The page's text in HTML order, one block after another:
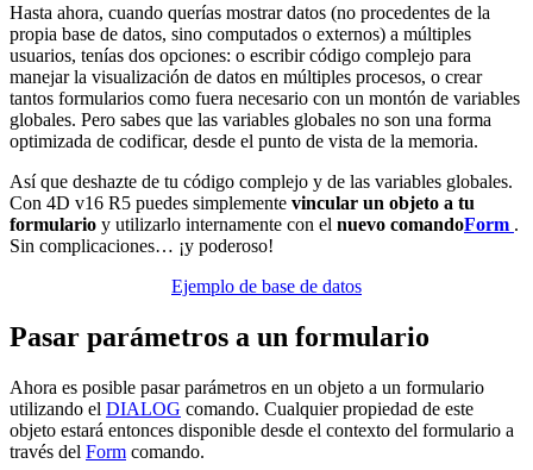
Hasta ahora, cuando querías mostrar datos (no procedentes de la
propia base de datos, sino computados o externos) a múltiples
usuarios, tenías dos opciones: o escribir código complejo para
manejar la visualización de datos en múltiples procesos, o crear
tantos formularios como fuera necesario con un montón de variables
globales. Pero sabes que las variables globales no son una forma
optimizada de codificar, desde el punto de vista de la memoria.
Así que deshazte de tu código complejo y de las variables globales.
Con 4D v16 R5 puedes simplemente vincular un objeto a tu
formulario y utilizarlo internamente con el nuevo comandoForm .
Sin complicaciones… ¡y poderoso!
Ejemplo de base de datos
Pasar parámetros a un formulario
Ahora es posible pasar parámetros en un objeto a un formulario
utilizando el DIALOG comando. Cualquier propiedad de este
objeto estará entonces disponible desde el contexto del formulario a
través del Form comando.